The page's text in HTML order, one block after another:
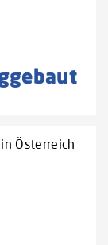
Österreich